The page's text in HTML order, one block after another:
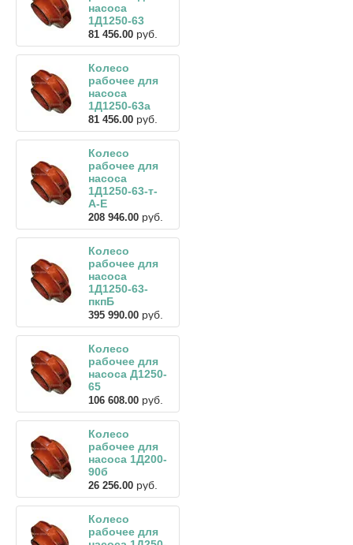
насоса
1Д1250-63
81 456.00 руб.
Колесо
рабочее для
насоса
1Д1250-63а
81 456.00 руб.
Колесо
рабочее для
насоса
1Д1250-63-т-
А-Е
208 946.00 руб.
Колесо
рабочее для
насоса
1Д1250-63-
пкпБ
395 990.00 руб.
Колесо
рабочее для
насоса Д1250-
65
106 608.00 руб.
Колесо
рабочее для
насоса 1Д200-
90б
26 256.00 руб.
Колесо
рабочее для